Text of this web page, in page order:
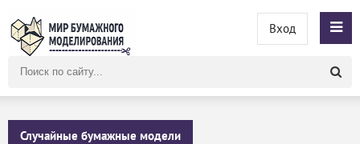
сайту
Вход
Случайные бумажные модели